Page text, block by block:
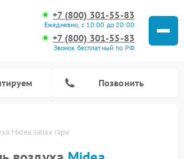
+7 (800) 301-55-83
Ежедневно, с 10:00 до 20:00
+7 (800) 301-55-83
Звонок бесплатный по РФ
Позвонить
Midea запах гари